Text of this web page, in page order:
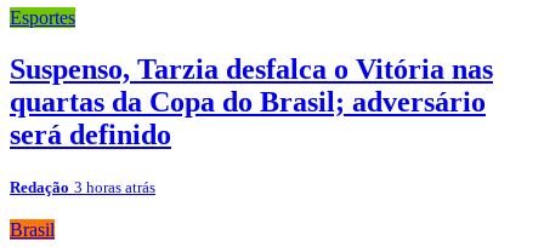
Esportes
Suspenso, Tarzia desfalca o Vitória nas
quartas da Copa do Brasil; adversário
será definido
Redação 3 horas atrás
Brasil